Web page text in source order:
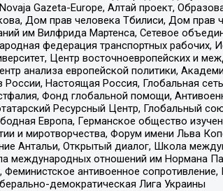
Gazeta-Europe, Алтай проект,
Дом прав человека Тбилиси, Дом
им Вилфрида Мартенса, Сетевое
федерация транспортных
Центр восточноевропейских и
анализа европейской политики,
Настоящая Россия, Глобальная
Фонд глобальной помощи,
Ресурсный Центр, Глобальный
Европа, Германское общество
и миротворчества, Форум имени Льва
Антальи, Открытый диалог, Школа
международных отношений им Нормана
антивоенное
демократическая Лига Украины